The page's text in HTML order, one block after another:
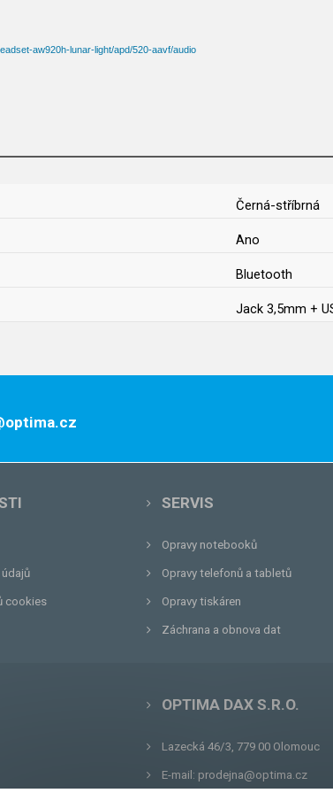
aw920h-lunar-light/apd/520-aavf/audio
Černá-stříbrná
Ano
Bluetooth
Jack 3,5mm +
cookies
SERVIS
Opravy notebooků
Opravy telefonů a tabletů
Opravy tiskáren
Záchrana a obnova dat
OPTIMA DAX S.R.O.
Lazecká 46/3, 779 00 Olomouc
E-mail: prodejna@optima.cz